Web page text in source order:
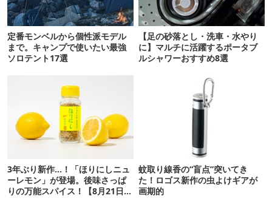
定番モンベルから個性派モデル
まで。キャンプで使いたい最強
ソロテント17選
【足の砂落とし・洗車・水やり
に】マルチに活躍するポータブ
ルシャワーおすすめ8選
3年ぶり新作…！「ほりにしニュ
ーレモン」が登場。後味さっぱ
りの万能スパイス！【8月21日発
蚊取り線香の“盲点”突いてき
た！ロゴス新作の虫よけギアが
画期的